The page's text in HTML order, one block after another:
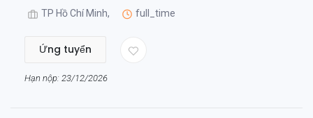
TP Hồ Chí Minh, full_time
Ứng tuyển
Hạn nộp: 23/12/2026